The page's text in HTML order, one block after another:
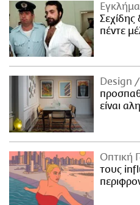
Σεχίδης
πέντε
Design
είναι
Οπτική
τους